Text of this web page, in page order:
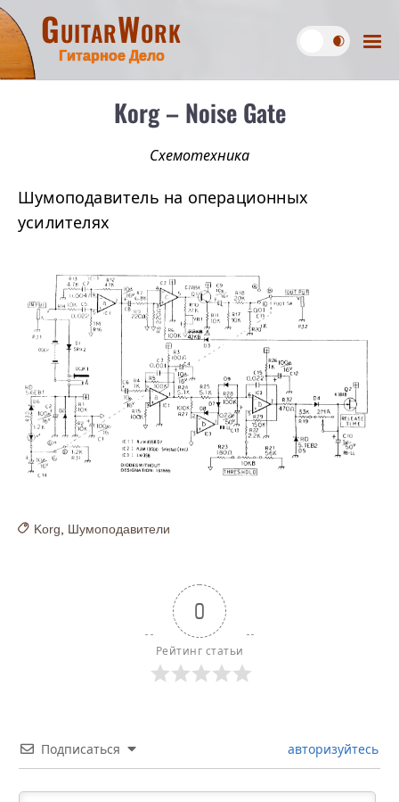
GuitarWork
Гитарное Дело
Korg – Noise Gate
Схемотехника
Шумоподавитель на операционных
усилителях
Korg, Шумоподавители
0
Рейтинг статьи
Подписаться авторизуйтесь